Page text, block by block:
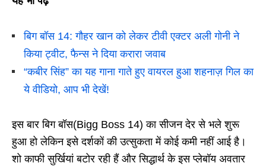
बिग बॉस 14: गौहर खान को लेकर टीवी एक्टर अली गोनी ने
किया ट्वीट, फैन्स ने दिया करारा जवाब
“कबीर सिंह” का यह गाना गाते हुए वायरल हुआ शहनाज़ गिल का
ये वीडियो, आप भी देखें!
इस बार बिग बॉस(Bigg Boss 14) का सीजन देर से भले शुरू
हुआ हो लेकिन इसे दर्शकों की उत्सुकता में कोई कमी नहीं आई है।
शो काफी सुर्खियां बटोर रही हैं और सिद्धार्थ के इस प्लेबॉय अवतार